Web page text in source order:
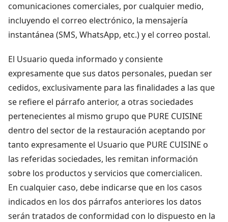
comunicaciones comerciales, por cualquier medio,
incluyendo el correo electrónico, la mensajería
instantánea (SMS, WhatsApp, etc.) y el correo postal.
El Usuario queda informado y consiente
expresamente que sus datos personales, puedan ser
cedidos, exclusivamente para las finalidades a las que
se refiere el párrafo anterior, a otras sociedades
pertenecientes al mismo grupo que PURE CUISINE
dentro del sector de la restauración aceptando por
tanto expresamente el Usuario que PURE CUISINE o
las referidas sociedades, les remitan información
sobre los productos y servicios que comercialicen.
En cualquier caso, debe indicarse que en los casos
indicados en los dos párrafos anteriores los datos
serán tratados de conformidad con lo dispuesto en la